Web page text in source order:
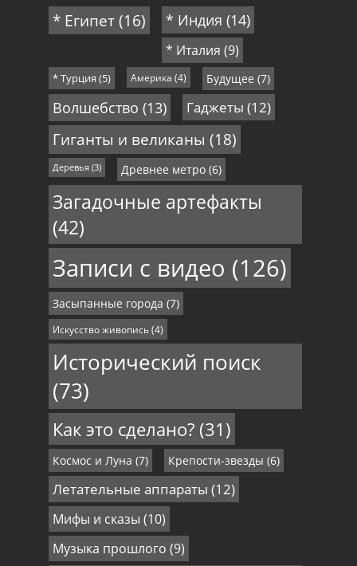
* Египет(16) * Индия (14)
* Италия (9)
* Турция (5) Америка (4) Будущее (7)
Волшебство (13) Гаджеты (12)
Гиганты и великаны (18)
Деревья(3) Древнее метро(6)
Загадочные артефакты
(42)
Записи с видео (126)
Засыпанные города (7)
Искусство живопись(4)
Исторический поиск
(73)
Как это сделано?(31)
Космос и Луна (7) Крепости-звезды (6)
Летательные аппараты (12)
Мифы и сказы (10)
Музыка прошлого (9)